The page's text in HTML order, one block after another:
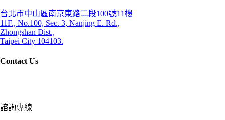
台北市中山區南京東路二段100號11樓
11F., No.100, Sec. 3, Nanjing E. Rd.,
Zhongshan Dist.,
Taipei City 104103.
Contact Us
諮詢專線